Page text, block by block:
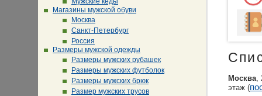
Магазины мужской обуви
Москва
Санкт-Петербург
Россия
Размеры мужской одежды
Размеры мужских рубашек
Размеры мужских футболок
Размеры мужских брюк
Размер мужских трусов
Москва,
этаж (